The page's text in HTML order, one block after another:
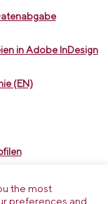
in Adobe InDesign
(EN)
the most
preferences and